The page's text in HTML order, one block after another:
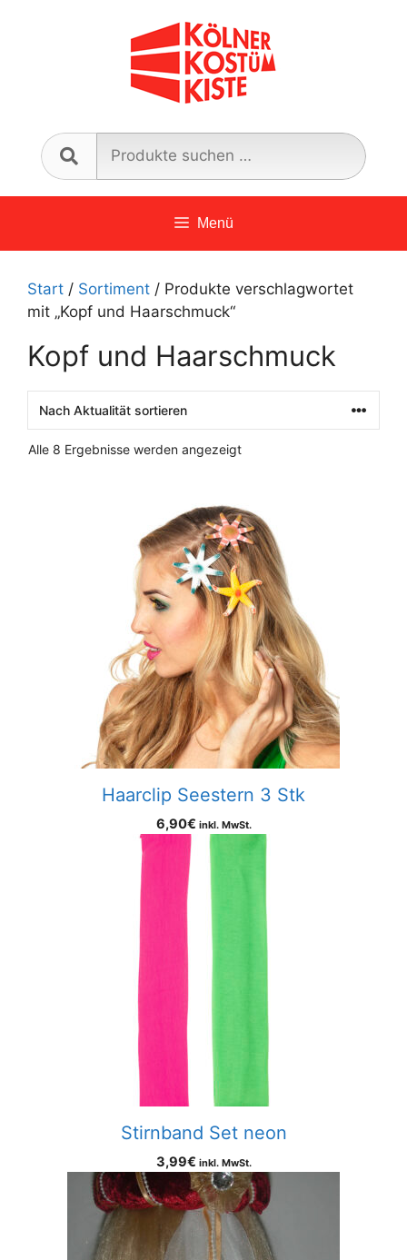
nach:
Menü
Start / Sortiment / Produkte verschlagwortet
mit „Kopf und Haarschmuck“
Kopf und Haarschmuck
Alle 8 Ergebnisse werden angezeigtNach
Haarclip Seestern 3 Stk
6,90€ inkl. MwSt.
Stirnband Set neon
3,99€ inkl. MwSt.